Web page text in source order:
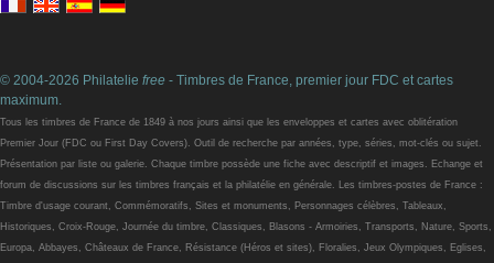
© 2004-2026 Philatelie free - Timbres de France, premier jour FDC et cartes
maximum.
Tous les timbres de France de 1849 à nos jours ainsi que les enveloppes et cartes avec oblitération
Premier Jour (FDC ou First Day Covers). Outil de recherche par années, type, séries, mot-clés ou sujet.
Présentation par liste ou galerie. Chaque timbre possède une fiche avec descriptif et images. Echange et
forum de discussions sur les timbres français et la philatélie en générale. Les timbres-postes de France :
Timbre d'usage courant, Commémoratifs, Sites et monuments, Personnages célèbres, Tableaux,
Historiques, Croix-Rouge, Journée du timbre, Classiques, Blasons - Armoiries, Transports, Nature, Sports,
Europa, Abbayes, Châteaux de France, Résistance (Héros et sites), Floralies, Jeux Olympiques, Eglises,